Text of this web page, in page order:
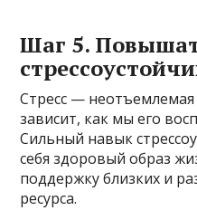
Шаг 5.
Стресс —
зависит, как мы его
Сильный навык
себя здоровый образ
поддержку близких и
ресурса.